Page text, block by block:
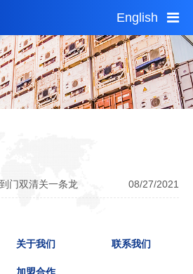
01:09 Fri 23:09
1 AUD = 4.96CNY
English
门双清关一条龙 08/27/2021
关于我们 联系我们